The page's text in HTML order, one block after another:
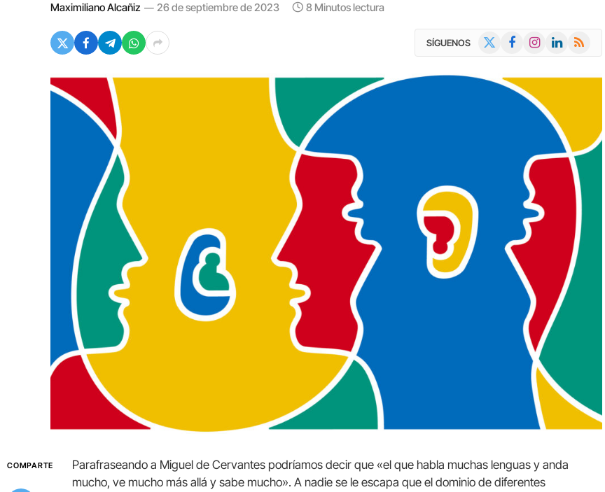
Maximiliano Alcañiz 26 de septiembre de 2023 8 Minutos lectura
SÍGUENOS FacebookInstagramLinkedIn
RSS
COMPARTE
Parafraseando a Miguel de Cervantes podríamos decir que «el que habla muchas lenguas y anda
mucho, ve mucho más allá y sabe mucho». A nadie se le escapa que el dominio de diferentes